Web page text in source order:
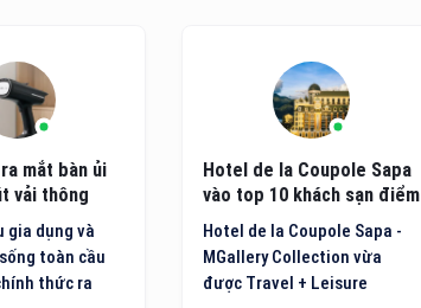
mắt bàn ủi
vải thông
gia dụng và
toàn cầu
thức ra
Hotel de la Coupole Sapa
vào top 10 khách sạn điểm
đến nội địa hàng đầu Việt
Nam
Hotel de la Coupole Sapa -
MGallery Collection vừa
được Travel + Leisure